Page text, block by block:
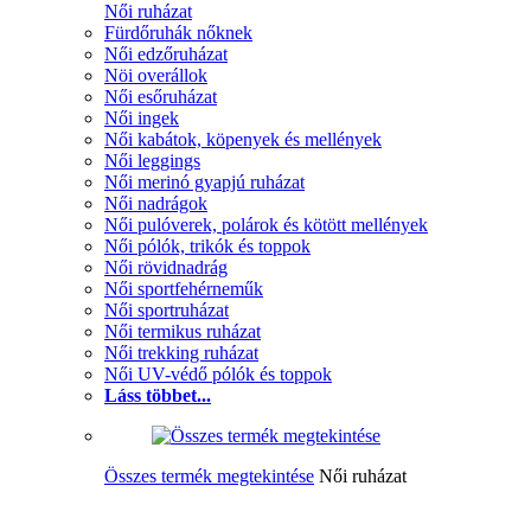
Női ruházat
Fürdőruhák nőknek
Női edzőruházat
Nöi overállok
Női esőruházat
Női ingek
Női kabátok, köpenyek és mellények
Női leggings
Női merinó gyapjú ruházat
Női nadrágok
Női pulóverek, polárok és kötött mellények
Női pólók, trikók és toppok
Női rövidnadrág
Női sportfehérneműk
Női sportruházat
Női termikus ruházat
Női trekking ruházat
Női UV-védő pólók és toppok
Láss többet...
Összes termék megtekintése Női ruházat